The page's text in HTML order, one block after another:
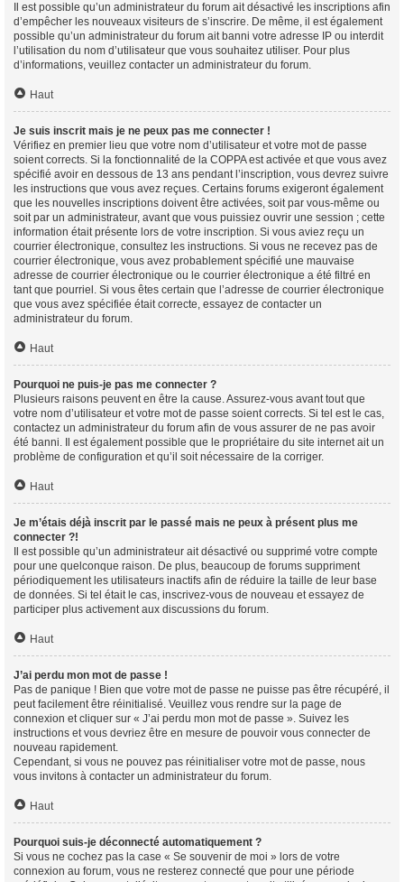
Il est possible qu’un administrateur du forum ait désactivé les inscriptions afin
d’empêcher les nouveaux visiteurs de s’inscrire. De même, il est également
possible qu’un administrateur du forum ait banni votre adresse IP ou interdit
l’utilisation du nom d’utilisateur que vous souhaitez utiliser. Pour plus
d’informations, veuillez contacter un administrateur du forum.
Haut
Je suis inscrit mais je ne peux pas me connecter !
Vérifiez en premier lieu que votre nom d’utilisateur et votre mot de passe
soient corrects. Si la fonctionnalité de la COPPA est activée et que vous avez
spécifié avoir en dessous de 13 ans pendant l’inscription, vous devrez suivre
les instructions que vous avez reçues. Certains forums exigeront également
que les nouvelles inscriptions doivent être activées, soit par vous-même ou
soit par un administrateur, avant que vous puissiez ouvrir une session ; cette
information était présente lors de votre inscription. Si vous aviez reçu un
courrier électronique, consultez les instructions. Si vous ne recevez pas de
courrier électronique, vous avez probablement spécifié une mauvaise
adresse de courrier électronique ou le courrier électronique a été filtré en
tant que pourriel. Si vous êtes certain que l’adresse de courrier électronique
que vous avez spécifiée était correcte, essayez de contacter un
administrateur du forum.
Haut
Pourquoi ne puis-je pas me connecter ?
Plusieurs raisons peuvent en être la cause. Assurez-vous avant tout que
votre nom d’utilisateur et votre mot de passe soient corrects. Si tel est le cas,
contactez un administrateur du forum afin de vous assurer de ne pas avoir
été banni. Il est également possible que le propriétaire du site internet ait un
problème de configuration et qu’il soit nécessaire de la corriger.
Haut
Je m’étais déjà inscrit par le passé mais ne peux à présent plus me
connecter ?!
Il est possible qu’un administrateur ait désactivé ou supprimé votre compte
pour une quelconque raison. De plus, beaucoup de forums suppriment
périodiquement les utilisateurs inactifs afin de réduire la taille de leur base
de données. Si tel était le cas, inscrivez-vous de nouveau et essayez de
participer plus activement aux discussions du forum.
Haut
J’ai perdu mon mot de passe !
Pas de panique ! Bien que votre mot de passe ne puisse pas être récupéré, il
peut facilement être réinitialisé. Veuillez vous rendre sur la page de
connexion et cliquer sur « J’ai perdu mon mot de passe ». Suivez les
instructions et vous devriez être en mesure de pouvoir vous connecter de
nouveau rapidement.
Cependant, si vous ne pouvez pas réinitialiser votre mot de passe, nous
vous invitons à contacter un administrateur du forum.
Haut
Pourquoi suis-je déconnecté automatiquement ?
Si vous ne cochez pas la case « Se souvenir de moi » lors de votre
connexion au forum, vous ne resterez connecté que pour une période